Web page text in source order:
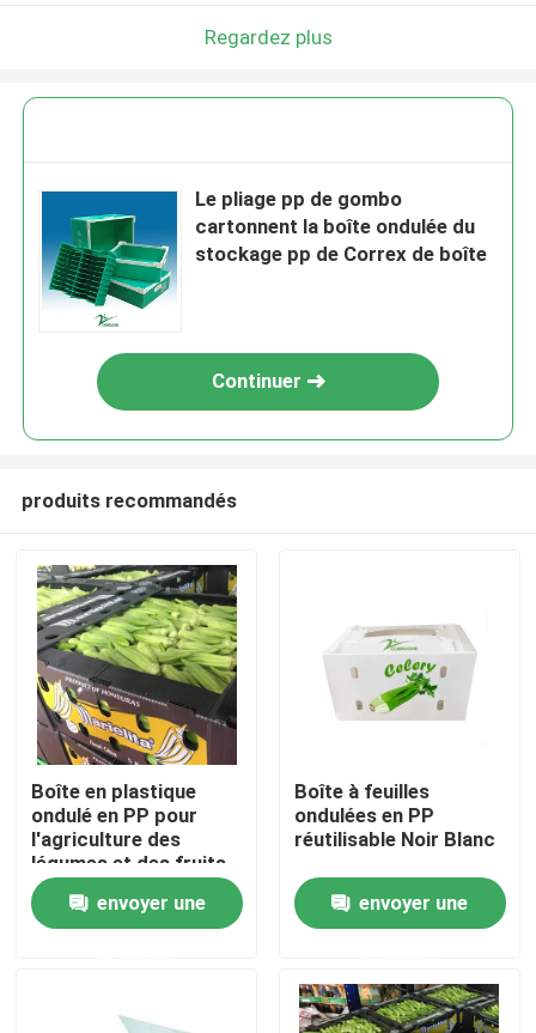
À la maison
Regardez plus
Le pliage pp de gombo
cartonnent la boîte ondulée du
stockage pp de Correx de boîte
Continuer
produits recommandés
Boîte en plastique
ondulé en PP pour
l'agriculture des
légumes et des fruits
Boîte d'emballage
envoyer une
Boîte à feuilles
ondulées en PP
réutilisable Noir Blanc
envoyer une